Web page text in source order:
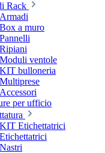
Rack
Armadi
Box a muro
Pannelli
Ripiani
Moduli ventole
KIT bulloneria
Multiprese
Accessori
per ufficio
KIT Etichettatrici
Etichettatrici
Nastri